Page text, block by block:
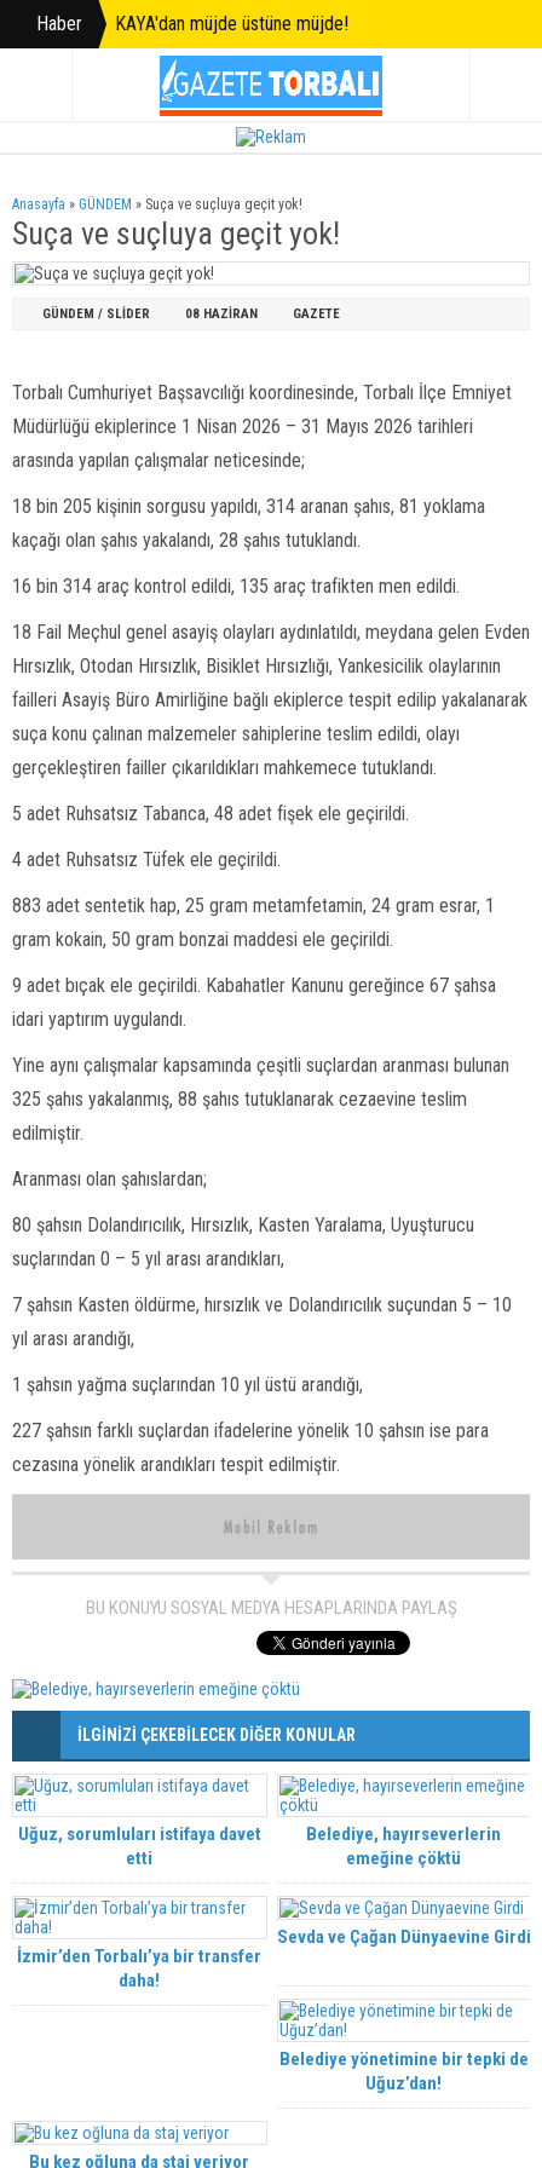
Haber KAYA'dan müjde üstüne müjde!
Anasayfa » GÜNDEM » Suça ve suçluya geçit yok!
Suça ve suçluya geçit yok!
GÜNDEM / SLİDER 08 HAZIRAN GAZETE
Torbalı Cumhuriyet Başsavcılığı koordinesinde, Torbalı İlçe Emniyet
Müdürlüğü ekiplerince 1 Nisan 2026 – 31 Mayıs 2026 tarihleri
arasında yapılan çalışmalar neticesinde;
18 bin 205 kişinin sorgusu yapıldı, 314 aranan şahıs, 81 yoklama
kaçağı olan şahıs yakalandı, 28 şahıs tutuklandı.
16 bin 314 araç kontrol edildi, 135 araç trafikten men edildi.
18 Fail Meçhul genel asayiş olayları aydınlatıldı, meydana gelen Evden
Hırsızlık, Otodan Hırsızlık, Bisiklet Hırsızlığı, Yankesicilik olaylarının
failleri Asayiş Büro Amirliğine bağlı ekiplerce tespit edilip yakalanarak
suça konu çalınan malzemeler sahiplerine teslim edildi, olayı
gerçekleştiren failler çıkarıldıkları mahkemece tutuklandı.
5 adet Ruhsatsız Tabanca, 48 adet fişek ele geçirildi.
4 adet Ruhsatsız Tüfek ele geçirildi.
883 adet sentetik hap, 25 gram metamfetamin, 24 gram esrar, 1
gram kokain, 50 gram bonzai maddesi ele geçirildi.
9 adet bıçak ele geçirildi. Kabahatler Kanunu gereğince 67 şahsa
idari yaptırım uygulandı.
Yine aynı çalışmalar kapsamında çeşitli suçlardan aranması bulunan
325 şahıs yakalanmış, 88 şahıs tutuklanarak cezaevine teslim
edilmiştir.
Aranması olan şahıslardan;
80 şahsın Dolandırıcılık, Hırsızlık, Kasten Yaralama, Uyuşturucu
suçlarından 0 – 5 yıl arası arandıkları,
7 şahsın Kasten öldürme, hırsızlık ve Dolandırıcılık suçundan 5 – 10
yıl arası arandığı,
1 şahsın yağma suçlarından 10 yıl üstü arandığı,
227 şahsın farklı suçlardan ifadelerine yönelik 10 şahsın ise para
cezasına yönelik arandıkları tespit edilmiştir.
BU KONUYU SOSYAL MEDYA HESAPLARINDA PAYLAŞ
İLGİNİZİ ÇEKEBİLECEK DİĞER KONULAR
Uğuz, sorumluları istifaya davet
etti
Belediye, hayırseverlerin
emeğine çöktü
İzmir’den Torbalı’ya bir transfer
daha!
Sevda ve Çağan Dünyaevine Girdi
Belediye yönetimine bir tepki de
Uğuz’dan!
Bu kez oğluna da staj veriyor